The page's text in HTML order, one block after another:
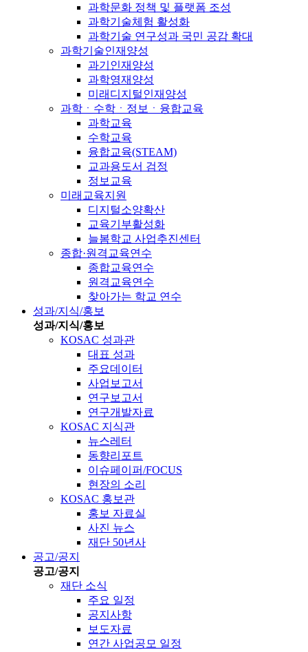
과학문화 정책 및 플랫폼 조성
과학기술체험 활성화
과학기술 연구성과 국민 공감 확대
과학기술인재양성
과기인재양성
과학영재양성
미래디지털인재양성
과학ㆍ수학ㆍ정보ㆍ융합교육
과학교육
수학교육
융합교육(STEAM)
교과용도서 검정
정보교육
미래교육지원
디지털소양확산
교육기부활성화
늘봄학교 사업추진센터
종합·원격교육연수
종합교육연수
원격교육연수
찾아가는 학교 연수
성과/지식/홍보
성과/지식/홍보
KOSAC 성과관
대표 성과
주요데이터
사업보고서
연구보고서
연구개발자료
KOSAC 지식관
뉴스레터
동향리포트
이슈페이퍼/FOCUS
현장의 소리
KOSAC 홍보관
홍보 자료실
사진 뉴스
재단 50년사
공고/공지
공고/공지
재단 소식
주요 일정
공지사항
보도자료
연간 사업공모 일정